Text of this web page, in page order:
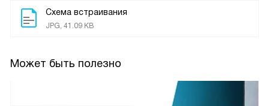
Схема встраивания
JPG, 41.09 KB
Может быть полезно